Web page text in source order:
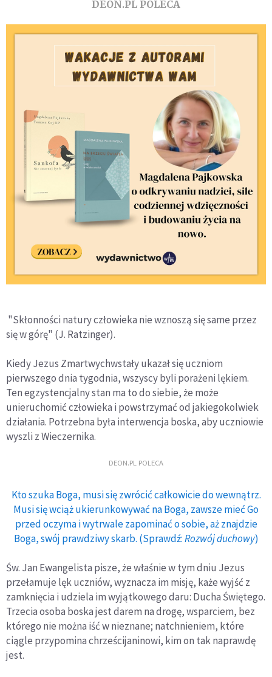
DEON.PL POLECA
"Skłonności natury człowieka nie wznoszą się same przez
się w górę" (J. Ratzinger).
Kiedy Jezus Zmartwychwstały ukazał się uczniom
pierwszego dnia tygodnia, wszyscy byli porażeni lękiem.
Ten egzystencjalny stan ma to do siebie, że może
unieruchomić człowieka i powstrzymać od jakiegokolwiek
działania. Potrzebna była interwencja boska, aby uczniowie
wyszli z Wieczernika.
DEON.PL POLECA
Kto szuka Boga, musi się zwrócić całkowicie do wewnątrz.
Musi się wciąż ukierunkowywać na Boga, zawsze mieć Go
przed oczyma i wytrwale zapominać o sobie, aż znajdzie
Boga, swój prawdziwy skarb. (Sprawdź:Rozwój duchowy)
Św. Jan Ewangelista pisze, że właśnie w tym dniu Jezus
przełamuje lęk uczniów, wyznacza im misję, każe wyjść z
zamknięcia i udziela im wyjątkowego daru: Ducha Świętego.
Trzecia osoba boska jest darem na drogę, wsparciem, bez
którego nie można iść w nieznane; natchnieniem, które
ciągle przypomina chrześcijaninowi, kim on tak naprawdę
jest.